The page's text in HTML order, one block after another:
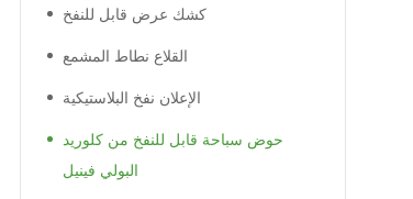
كشك عرض قابل للنفخ
القلاع نطاط المشمع
الإعلان نفخ البلاستيكية
حوض سباحة قابل للنفخ من كلوريد
البولي فينيل